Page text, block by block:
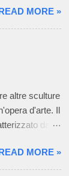
, è
anche
taglia
questo
MORE »
altre sculture
d'arte. Il
da
in un
MORE »